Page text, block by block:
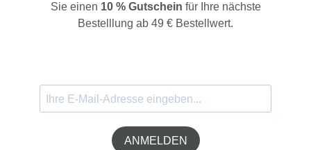
Sie einen 10 % Gutschein für Ihre nächste
Bestelllung ab 49 € Bestellwert.
ANMELDEN